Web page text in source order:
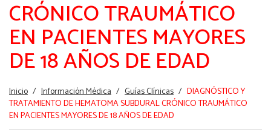
CRÓNICO TRAUMÁTICO
EN PACIENTES MAYORES
DE 18 AÑOS DE EDAD
Estás
aquí
Inicio / Información Médica / Guías Clínicas / DIAGNÓSTICO Y
TRATAMIENTO DE HEMATOMA SUBDURAL CRÓNICO TRAUMÁTICO
EN PACIENTES MAYORES DE 18 AÑOS DE EDAD